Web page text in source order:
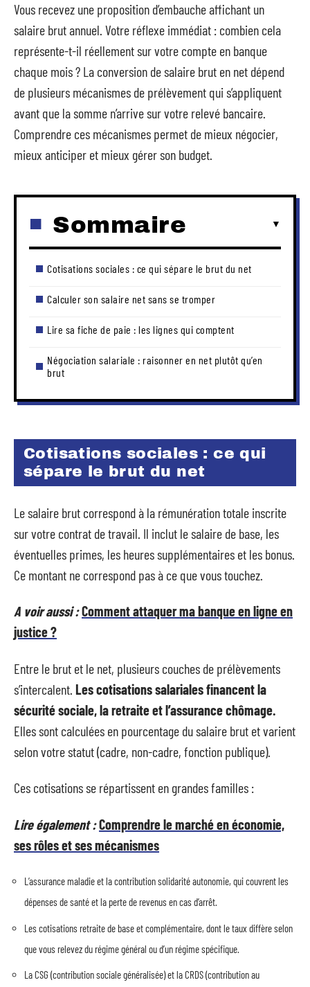
Vous recevez une proposition d’embauche affichant un
salaire brut annuel. Votre réflexe immédiat : combien cela
représente-t-il réellement sur votre compte en banque
chaque mois ? La conversion de salaire brut en net dépend
de plusieurs mécanismes de prélèvement qui s’appliquent
avant que la somme n’arrive sur votre relevé bancaire.
Comprendre ces mécanismes permet de mieux négocier,
mieux anticiper et mieux gérer son budget.
Sommaire
Cotisations sociales : ce qui sépare le brut du net
Calculer son salaire net sans se tromper
Lire sa fiche de paie : les lignes qui comptent
Négociation salariale : raisonner en net plutôt qu’en
brut
Cotisations sociales : ce qui
sépare le brut du net
Le salaire brut correspond à la rémunération totale inscrite
sur votre contrat de travail. Il inclut le salaire de base, les
éventuelles primes, les heures supplémentaires et les bonus.
Ce montant ne correspond pas à ce que vous touchez.
A voir aussi :Comment attaquer ma banque en ligne en
justice ?
Entre le brut et le net, plusieurs couches de prélèvements
s’intercalent. Les cotisations salariales financent la
sécurité sociale, la retraite et l’assurance chômage.
Elles sont calculées en pourcentage du salaire brut et varient
selon votre statut (cadre, non-cadre, fonction publique).
Ces cotisations se répartissent en grandes familles :
Lire également :Comprendre le marché en économie,
ses rôles et ses mécanismes
L’assurance maladie et la contribution solidarité autonomie, qui couvrent les
dépenses de santé et la perte de revenus en cas d’arrêt.
Les cotisations retraite de base et complémentaire, dont le taux diffère selon
que vous relevez du régime général ou d’un régime spécifique.
La CSG (contribution sociale généralisée) et la CRDS (contribution au